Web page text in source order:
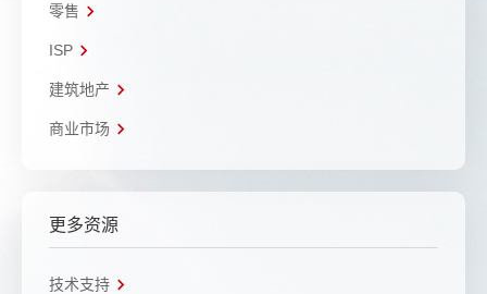
零售
ISP
建筑地产
商业市场
更多资源
技术支持